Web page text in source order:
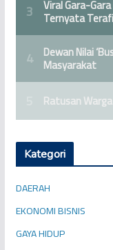
Kategori
DAERAH
EKONOMI BISNIS
GAYA HIDUP